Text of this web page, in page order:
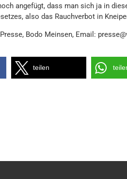
angefügt, dass man sich ja in
also das Rauchverbot in
Bodo Meinsen, Email:
teilen